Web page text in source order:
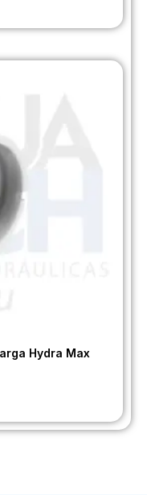
Hydra Max